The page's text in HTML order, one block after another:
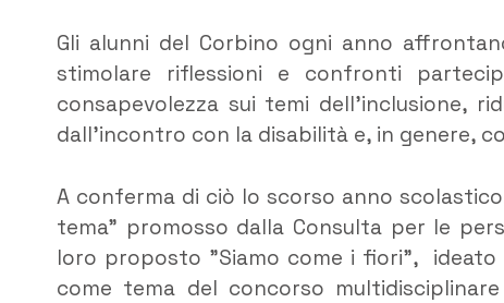
Gli alunni del Corbino ogni anno
stimolare riflessioni e confronti
consapevolezza sui temi dell’inclusione,
dall’incontro con la disabilità e, in genere,
A conferma di ciò lo scorso anno
tema” promosso dalla Consulta per le
loro proposto ”Siamo come i fiori”, ideato
come tema del concorso